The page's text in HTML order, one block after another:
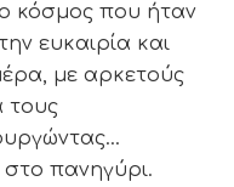
κόσμος που ήταν
ευκαιρία και
με αρκετούς
τους
πανηγύρι.